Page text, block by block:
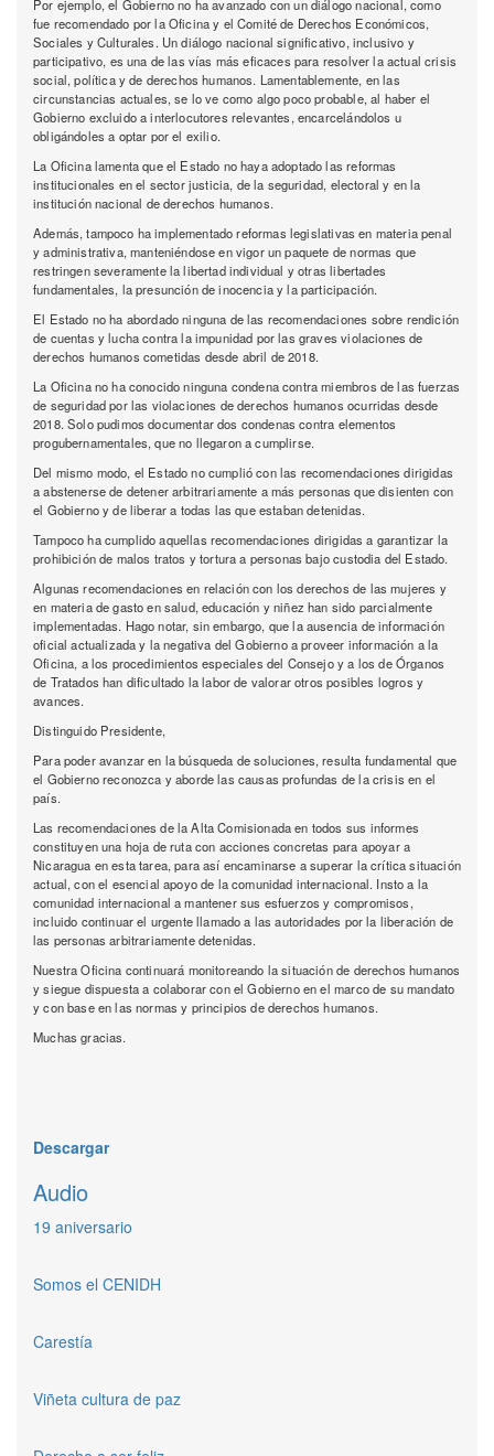
Por ejemplo, el Gobierno no ha avanzado con un diálogo nacional, como
fue recomendado por la Oficina y el Comité de Derechos Económicos,
Sociales y Culturales. Un diálogo nacional significativo, inclusivo y
participativo, es una de las vías más eficaces para resolver la actual crisis
social, política y de derechos humanos. Lamentablemente, en las
circunstancias actuales, se lo ve como algo poco probable, al haber el
Gobierno excluido a interlocutores relevantes, encarcelándolos u
obligándoles a optar por el exilio.
La Oficina lamenta que el Estado no haya adoptado las reformas
institucionales en el sector justicia, de la seguridad, electoral y en la
institución nacional de derechos humanos.
Además, tampoco ha implementado reformas legislativas en materia penal
y administrativa, manteniéndose en vigor un paquete de normas que
restringen severamente la libertad individual y otras libertades
fundamentales, la presunción de inocencia y la participación.
El Estado no ha abordado ninguna de las recomendaciones sobre rendición
de cuentas y lucha contra la impunidad por las graves violaciones de
derechos humanos cometidas desde abril de 2018.
La Oficina no ha conocido ninguna condena contra miembros de las fuerzas
de seguridad por las violaciones de derechos humanos ocurridas desde
2018. Solo pudimos documentar dos condenas contra elementos
progubernamentales, que no llegaron a cumplirse.
Del mismo modo, el Estado no cumplió con las recomendaciones dirigidas
a abstenerse de detener arbitrariamente a más personas que disienten con
el Gobierno y de liberar a todas las que estaban detenidas.
Tampoco ha cumplido aquellas recomendaciones dirigidas a garantizar la
prohibición de malos tratos y tortura a personas bajo custodia del Estado.
Algunas recomendaciones en relación con los derechos de las mujeres y
en materia de gasto en salud, educación y niñez han sido parcialmente
implementadas. Hago notar, sin embargo, que la ausencia de información
oficial actualizada y la negativa del Gobierno a proveer información a la
Oficina, a los procedimientos especiales del Consejo y a los de Órganos
de Tratados han dificultado la labor de valorar otros posibles logros y
avances.
Distinguido Presidente,
Para poder avanzar en la búsqueda de soluciones, resulta fundamental que
el Gobierno reconozca y aborde las causas profundas de la crisis en el
país.
Las recomendaciones de la Alta Comisionada en todos sus informes
constituyen una hoja de ruta con acciones concretas para apoyar a
Nicaragua en esta tarea, para así encaminarse a superar la crítica situación
actual, con el esencial apoyo de la comunidad internacional. Insto a la
comunidad internacional a mantener sus esfuerzos y compromisos,
incluido continuar el urgente llamado a las autoridades por la liberación de
las personas arbitrariamente detenidas.
Nuestra Oficina continuará monitoreando la situación de derechos humanos
y siegue dispuesta a colaborar con el Gobierno en el marco de su mandato
y con base en las normas y principios de derechos humanos.
Muchas gracias.
Descargar
Audio
19 aniversario
Somos el CENIDH
Carestía
Viñeta cultura de paz